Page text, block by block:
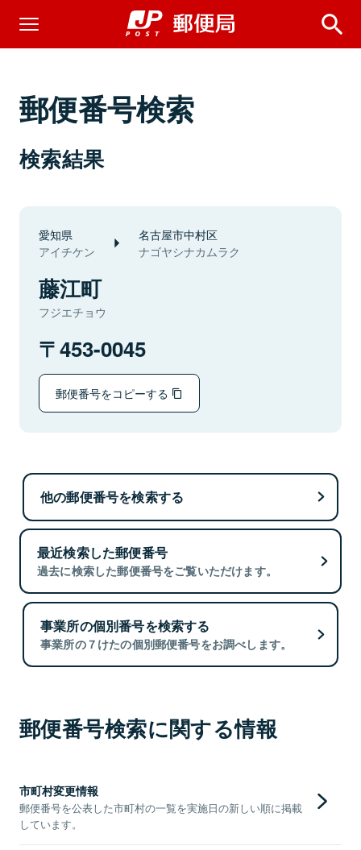
郵便番号検索
検索結果
愛知県
アイチケン
名古屋市中村区
ナゴヤシナカムラク
藤江町
フジエチョウ
453-0045
郵便番号をコピーする
他の郵便番号を検索する
最近検索した郵便番号
過去に検索した郵便番号をご覧いただけます。
事業所の個別番号を検索する
事業所の７けたの個別郵便番号をお調べします。
郵便番号検索に関する情報
市町村変更情報
郵便番号を公表した市町村の一覧を実施日の新しい順に掲載
しています。